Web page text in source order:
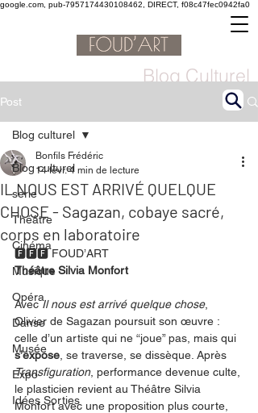
google.com, pub-7957174430108462, DIRECT, f08c47fec0942fa0
Blog Culturel
Post
Blog culturel
serie
Théâtre
Cinéma
Musique
Opéra
Danse
Musée
Expo
Idées Sorties
Blog culturel
IL NOUS EST ARRIVÉ QUELQUE
CHOSE - Sagazan, cobaye sacré,
corps en laboratoire
Bonfils Frédéric
14 févr. 4 min de lecture
🅵🅵🅵 FOUD’ART
Théâtre Silvia Monfort
Avec Il nous est arrivé quelque chose,
Olivier de Sagazan poursuit son œuvre :
celle d’un artiste qui ne “joue” pas, mais qui
s’expose , se traverse, se dissèque. Après
Transfiguration, performance devenue culte,
le plasticien revient au Théâtre Silvia
Monfort avec une proposition plus courte,